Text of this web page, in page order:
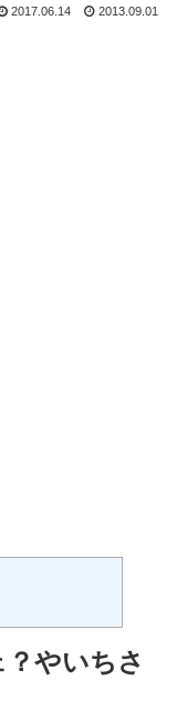
2017.06.14 2013.09.01
やいちさ